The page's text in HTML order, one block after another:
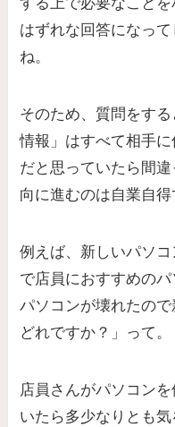
はずれな回答になっ
ね。
そのため、質問をす
情報」はすべて相手
だと思っていたら間
向に進むのは自業自得
例えば、新しいパソ
で店員におすすめの
パソコンが壊れたの
どれですか？」って。
店員さんがパソコン
いたら多少なりとも